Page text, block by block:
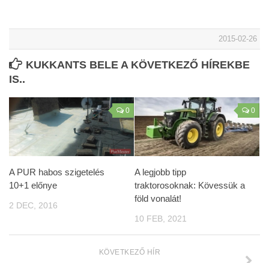
2015-02-26
KUKKANTS BELE A KÖVETKEZŐ HÍREKBE
IS..
0
A PUR habos szigetelés
10+1 előnye
2 DEC, 2016
0
A legjobb tipp
traktorosoknak: Kövessük a
föld vonalát!
10 FEB, 2021
KÖVETKEZŐ HÍR